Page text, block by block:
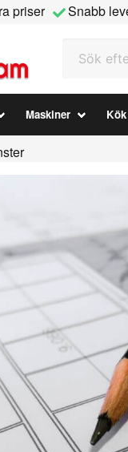
priser
Snabb
Maskiner